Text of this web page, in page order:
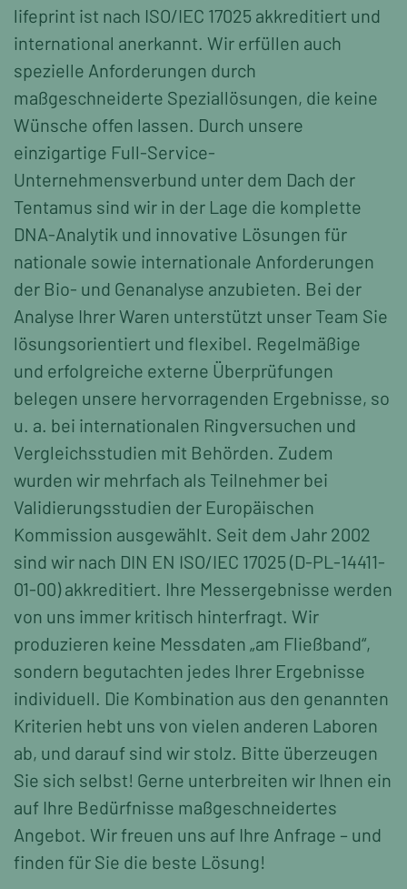
lifeprint ist nach ISO/IEC 17025 akkreditiert und
international anerkannt. Wir erfüllen auch
spezielle Anforderungen durch
maßgeschneiderte Speziallösungen, die keine
Wünsche offen lassen. Durch unsere
einzigartige Full-Service-
Unternehmensverbund unter dem Dach der
Tentamus sind wir in der Lage die komplette
DNA-Analytik und innovative Lösungen für
nationale sowie internationale Anforderungen
der Bio- und Genanalyse anzubieten. Bei der
Analyse Ihrer Waren unterstützt unser Team Sie
lösungsorientiert und flexibel. Regelmäßige
und erfolgreiche externe Überprüfungen
belegen unsere hervorragenden Ergebnisse, so
u. a. bei internationalen Ringversuchen und
Vergleichsstudien mit Behörden. Zudem
wurden wir mehrfach als Teilnehmer bei
Validierungsstudien der Europäischen
Kommission ausgewählt. Seit dem Jahr 2002
sind wir nach DIN EN ISO/IEC 17025 (D-PL-14411-
01-00) akkreditiert. Ihre Messergebnisse werden
von uns immer kritisch hinterfragt. Wir
produzieren keine Messdaten „am Fließband“,
sondern begutachten jedes Ihrer Ergebnisse
individuell. Die Kombination aus den genannten
Kriterien hebt uns von vielen anderen Laboren
ab, und darauf sind wir stolz. Bitte überzeugen
Sie sich selbst! Gerne unterbreiten wir Ihnen ein
auf Ihre Bedürfnisse maßgeschneidertes
Angebot. Wir freuen uns auf Ihre Anfrage – und
finden für Sie die beste Lösung!